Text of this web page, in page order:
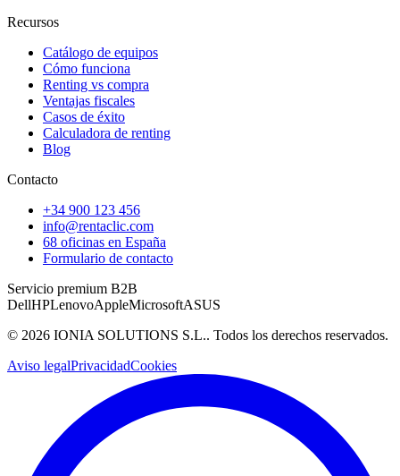
Recursos
Catálogo de equipos
Cómo funciona
Renting vs compra
Ventajas fiscales
Casos de éxito
Calculadora de renting
Blog
Contacto
+34 900 123 456
info@rentaclic.com
68 oficinas en España
Formulario de contacto
Servicio premium B2B
DellHPLenovoAppleMicrosoftASUS
© 2026 IONIA SOLUTIONS S.L.. Todos los derechos reservados.
Aviso legalPrivacidadCookies